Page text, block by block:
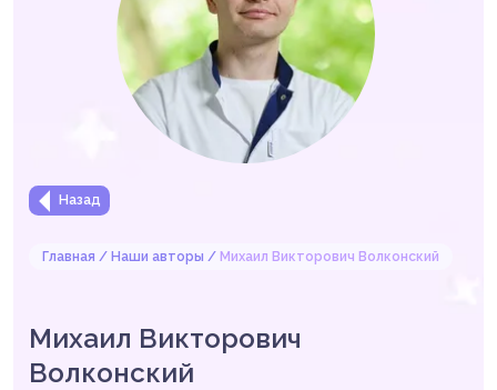
Назад
Главная Наши авторы Михаил Викторович Волконский
Михаил Викторович
Волконский